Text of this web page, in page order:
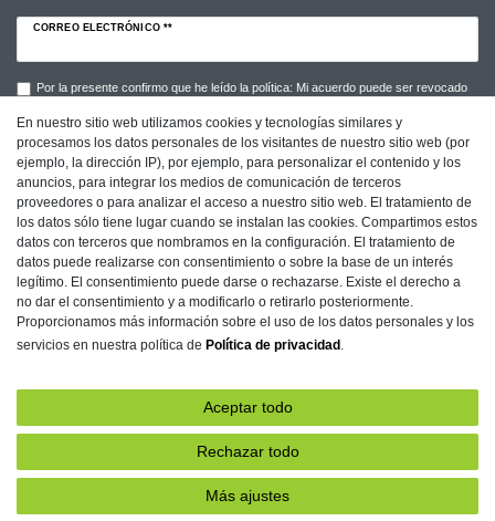
CORREO ELECTRÓNICO **
Por la presente confirmo que he leído la política: Mi acuerdo puede ser revocado
Suscribirse a
Imprenta Protección de Datos Condiciones
Declaration of accessibility Retirada­recht
Rescindir el contrato aquí Contacto
En nuestro sitio web utilizamos cookies y tecnologías similares y
procesamos los datos personales de los visitantes de nuestro sitio web (por
ejemplo, la dirección IP), por ejemplo, para personalizar el contenido y los
anuncios, para integrar los medios de comunicación de terceros
proveedores o para analizar el acceso a nuestro sitio web. El tratamiento de
los datos sólo tiene lugar cuando se instalan las cookies. Compartimos estos
datos con terceros que nombramos en la configuración. El tratamiento de
datos puede realizarse con consentimiento o sobre la base de un interés
legítimo. El consentimiento puede darse o rechazarse. Existe el derecho a
no dar el consentimiento y a modificarlo o retirarlo posteriormente.
Proporcionamos más información sobre el uso de los datos personales y los
servicios en nuestra política de Política de privacidad .
Aceptar todo
Rechazar todo
Más ajustes